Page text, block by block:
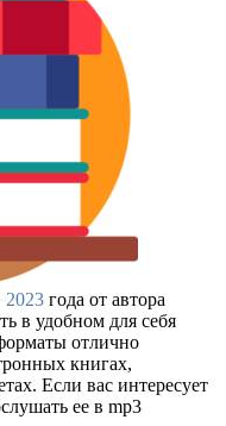
2023 года от автора
в удобном для себя
отлично
книгах,
Если вас интересует
ее в mp3